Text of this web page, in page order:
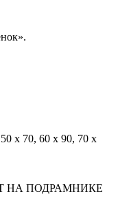
х 70, 60 х 90, 70 х
НА ПОДРАМНИКЕ